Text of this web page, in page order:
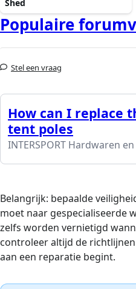
Shed
Populaire
Stel een vraag
How can I replace
tent poles
INTERSPORT Hardwaren
Belangrijk: bepaalde
moet naar gespecialiseerde
zelfs worden vernietigd
controleer altijd de
aan een reparatie begint.